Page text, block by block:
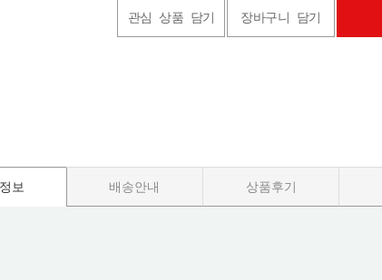
관심 상품 담기 장바구니 담기
보 배송안내 상품후기